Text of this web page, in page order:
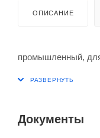
ОПИСАНИЕ
промышленный, для
Документы